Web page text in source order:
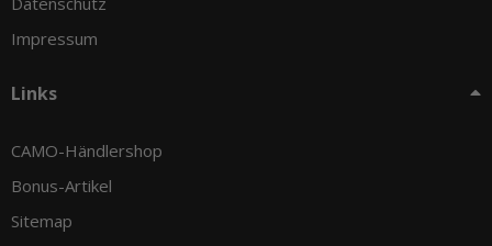
Impressum
Links
CAMO-Händlershop
Bonus-Artikel
Sitemap